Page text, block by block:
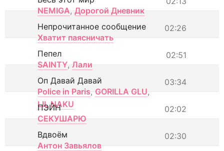
NEMIGA, Дорогой Дневник
02:26
Непрочитанное сообщение
Хватит паясничать
02:51
Пепел
SAINTY, Лали
03:34
Оп Давай Давай
Police in Paris, GORILLA GLU,
LIL NAKU
02:02
ПЭЙН
СЕКУШАРЮ
02:30
Вдвоём
Антон Завьялов